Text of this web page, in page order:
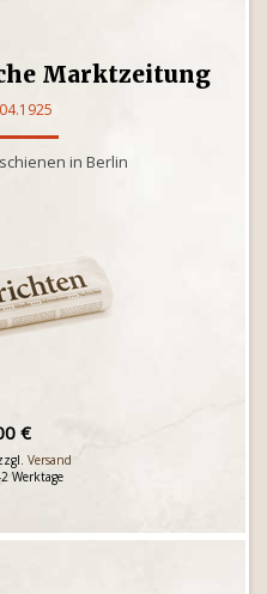
Marktzeitung
in Berlin
€
Versand
Werktage